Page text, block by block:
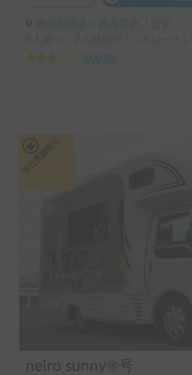
神奈川県茅ヶ崎市芹沢, ' 辻堂
3.00
neiro sunny☀️号